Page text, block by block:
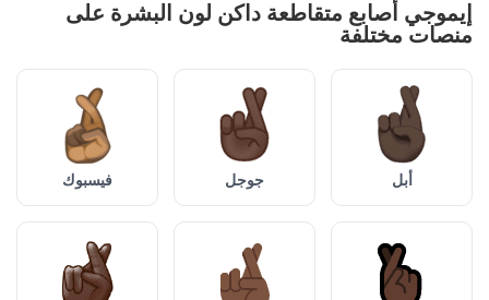
إيموجي أصابع متقاطعة داكن لون البشرة على
منصات مختلفة
أبل جوجل فيسبوك